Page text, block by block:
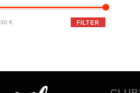
FILTER
30 €